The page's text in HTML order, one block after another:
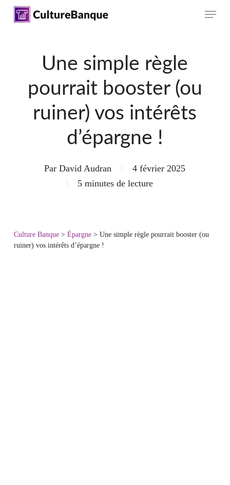
Skip
Menu
Une simple règle
pourrait booster (ou
ruiner) vos intérêts
d’épargne !
Par David Audran
4 février 2025
5 minutes de lecture
Culture Banque> Épargne> Une simple règle pourrait booster (ou
ruiner) vos intérêts d’épargne !